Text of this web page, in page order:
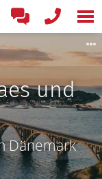
und
Dänemark